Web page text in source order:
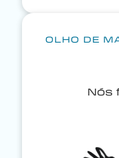
OLHO DE
Nós